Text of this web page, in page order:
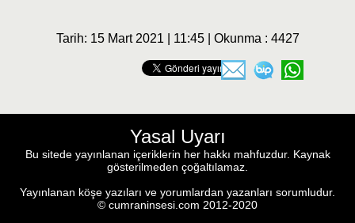
Tarih: 15 Mart 2021 | 11:45 | Okunma : 4427
Yasal Uyarı
Bu sitede yayınlanan içeriklerin her hakkı mahfuzdur. Kaynak
gösterilmeden çoğaltılamaz.
Yayınlanan köşe yazıları ve yorumlardan yazanları sorumludur.
© cumraninsesi.com 2012-2020